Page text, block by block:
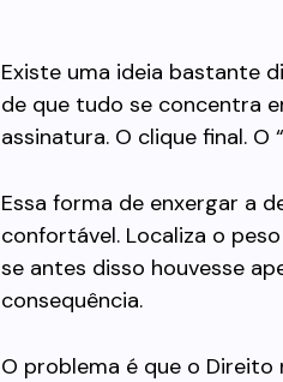
Existe uma ideia bastante
de que tudo se concentra
assinatura. O clique final. O
Essa forma de enxergar a
confortável. Localiza o
se antes disso houvesse
consequência.
O problema é que o Direito